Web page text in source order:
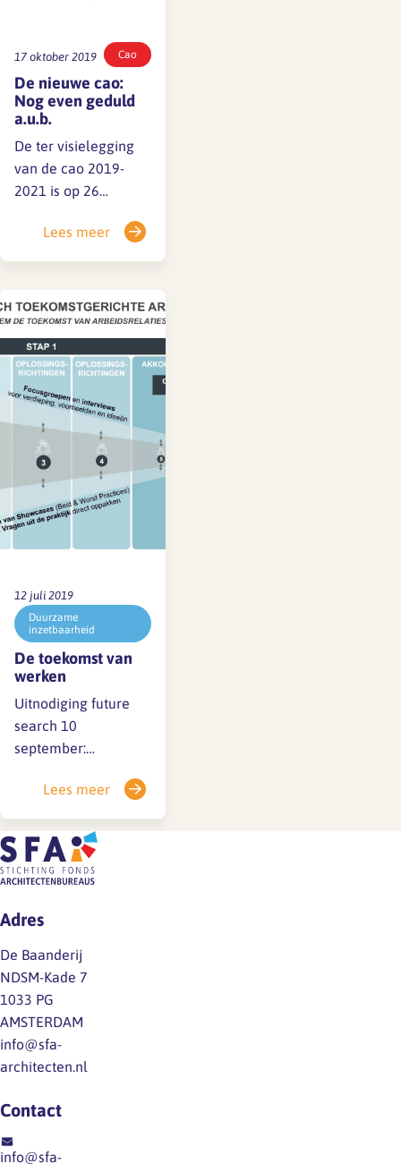
17 oktober 2019 Cao
De nieuwe cao:
Nog even geduld
a.u.b.
De ter visielegging
van de cao 2019-
2021 is op 26
Er zijn geen
bezwaren of
ministerie van
Sociale Zaken en
Werkgelegenheid
(SZW) onderzoekt
echter zelf nog even
of het artikel over
gelijke beloning van
werknemers en
zzp’ers die…
Lees meer
12 juli 2019
Duurzame
inzetbaarheid
De toekomst van
werken
Uitnodiging future
search 10
september:
concretiseren
Dinsdag 10
september van 14:00
– 17:00 uur Doe mee
met de
onze Future search
naar de toekomstige
vorm en inhoud van
werken in de
architectenbranche.
Eerdere
bijeenkomsten
op trends (sessie 1)
Lees meer
Adres
De Baanderij
NDSM-Kade 7
1033 PG
AMSTERDAM
info@sfa-
architecten.nl
Contact
info@sfa-